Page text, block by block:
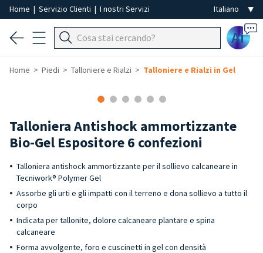
Home | Servizio Clienti | I nostri Servizi
Ai
Home Piedi Talloniere e Rialzi Talloniere e Rialzi in Gel
Talloniera Antishock ammortizzante
Bio-Gel Espositore 6 confezioni
Talloniera antishock ammortizzante per il sollievo calcaneare in
Tecniwork® Polymer Gel
Assorbe gli urti e gli impatti con il terreno e dona sollievo a tutto il
corpo
Indicata per tallonite, dolore calcaneare plantare e spina
calcaneare
Forma avvolgente, foro e cuscinetti in gel con densità